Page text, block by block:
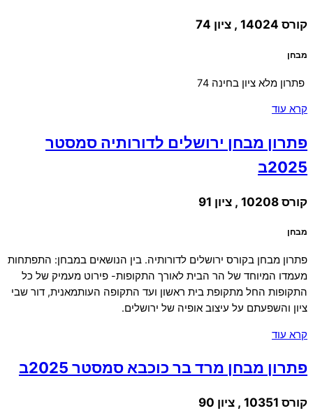
קורס 14024 , ציון 74
מבחן
פתרון מלא ציון בחינה 74
קרא עוד
פתרון מבחן ירושלים לדורותיה סמסטר
2025ב
קורס 10208 , ציון 91
מבחן
פתרון מבחן בקורס ירושלים לדורותיה. בין הנושאים במבחן: התפתחות
מעמדו המיוחד של הר הבית לאורך התקופות- פירוט מעמיק של כל
התקופות החל מתקופת בית ראשון ועד התקופה העותמאנית, דור שבי
ציון והשפעתם על עיצוב אופיה של ירושלים.
קרא עוד
פתרון מבחן מרד בר כוכבא סמסטר 2025ב
קורס 10351 , ציון 90